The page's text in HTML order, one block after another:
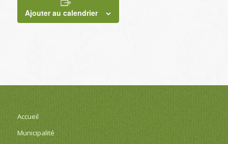
Ajouter au calendrier
Accueil
Municipalité